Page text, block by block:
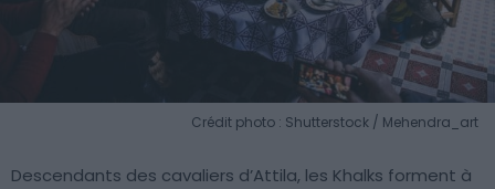
Crédit photo : Shutterstock / Mehendra_art
Descendants des cavaliers d’Attila, les Khalks forment à